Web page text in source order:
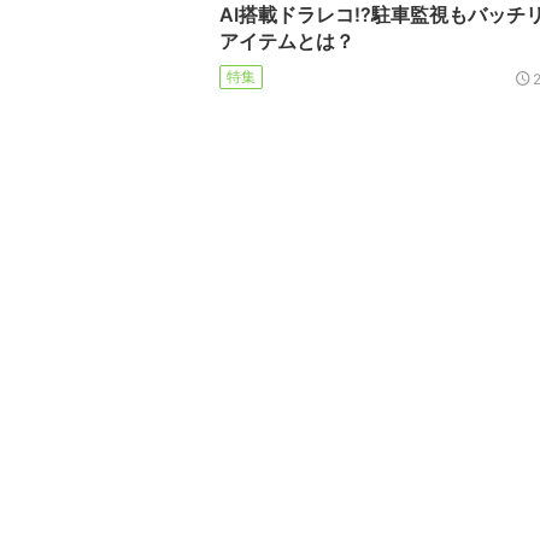
AI搭載ドラレコ!?駐車監視もバッチ
アイテムとは？
特集